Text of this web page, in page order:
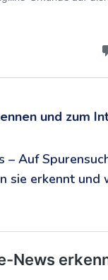
und zum
Auf
sie erkennt und